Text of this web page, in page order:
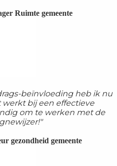
Ruimte gemeente
beïnvloeding heb ik nu
bij een effectieve
om te werken met de
gezondheid gemeente